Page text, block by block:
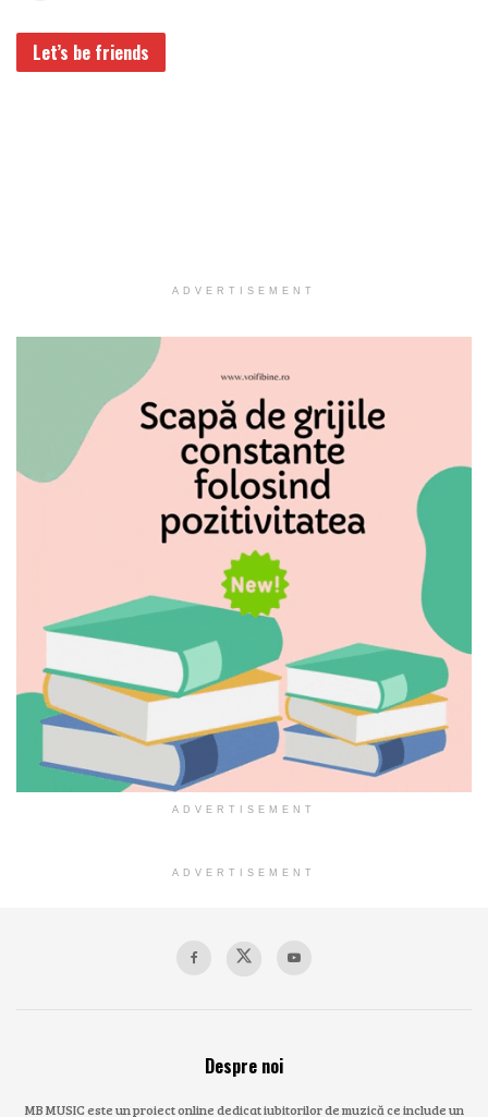
Let’s be friends
ADVERTISEMENT
ADVERTISEMENT
ADVERTISEMENT
Despre noi
MB MUSIC este un proiect online dedicat iubitorilor de muzică ce include un